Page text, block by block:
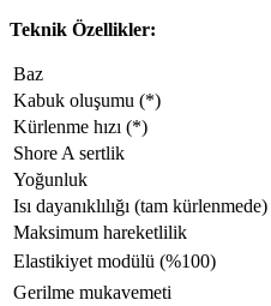
Teknik Özellikler:
Baz
Kabuk oluşumu (*)
Kürlenme hızı (*)
Shore A sertlik
Yoğunluk
Isı dayanıklılığı (tam kürlenmede)
Maksimum hareketlilik
Elastikiyet modülü (%100)
Gerilme mukavemeti